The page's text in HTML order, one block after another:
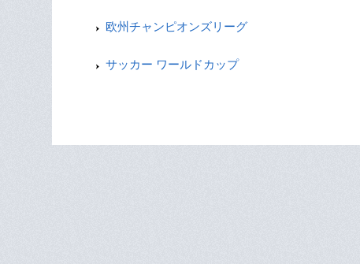
欧州チャンピオンズリーグ
サッカー ワールドカップ